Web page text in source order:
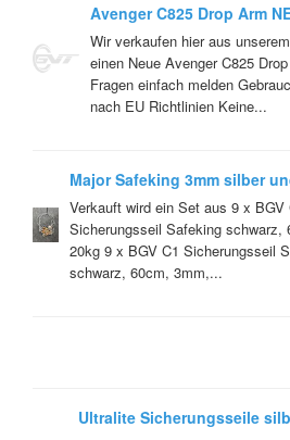
Avenger C825 Drop Arm
Wir verkaufen hier aus
einen Neue Avenger C825
Fragen einfach melden
nach EU Richtlinien Keine...
Major Safeking 3mm silber
Verkauft wird ein Set aus 9 x BGV
Sicherungsseil Safeking schwarz,
20kg 9 x BGV C1 Sicherungsseil
schwarz, 60cm, 3mm,...
Ultralite Sicherungsseile